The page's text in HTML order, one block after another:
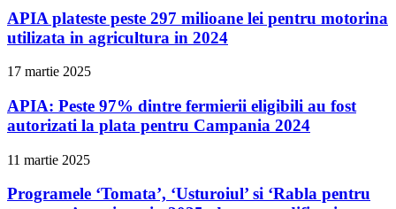
APIA plateste peste 297 milioane lei pentru motorina
utilizata in agricultura in 2024
17 martie 2025
APIA: Peste 97% dintre fermierii eligibili au fost
autorizati la plata pentru Campania 2024
11 martie 2025
Programele ‘Tomata’, ‘Usturoiul’ si ‘Rabla pentru